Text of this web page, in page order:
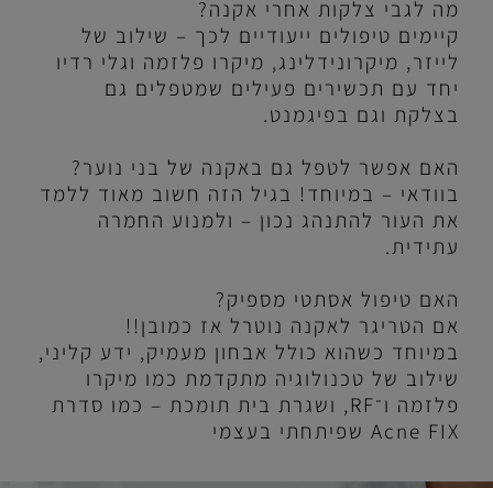
מה לגבי צלקות אחרי אקנה?
קיימים טיפולים ייעודיים לכך – שילוב של
לייזר, מיקרונידלינג, מיקרו פלזמה וגלי רדיו
יחד עם תכשירים פעילים שמטפלים גם
בצלקת וגם בפיגמנט.
האם אפשר לטפל גם באקנה של בני נוער?
בוודאי – במיוחד! בגיל הזה חשוב מאוד ללמד
את העור להתנהג נכון – ולמנוע החמרה
עתידית.
האם טיפול אסתטי מספיק?
אם הטריגר לאקנה נוטרל אז כמובן!!
במיוחד כשהוא כולל אבחון מעמיק, ידע קליני,
שילוב של טכנולוגיה מתקדמת כמו מיקרו
פלזמה ו־RF, ושגרת בית תומכת – כמו סדרת
Acne FIX שפיתחתי בעצמי